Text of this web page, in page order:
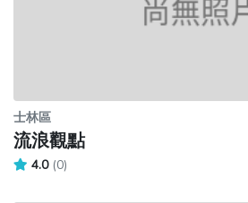
士林區
流浪觀點
4.0 (0)